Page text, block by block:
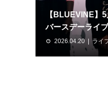
【BLUEVINE】
バースデーライ
2026.04.20 ライ